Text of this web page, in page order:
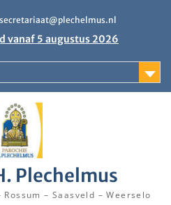
secretariaat@plechelmus.nl
vanaf 5 augustus 2026
2026 in Klooster
op de muziekkoepel
Plechelmus
– Saasveld – Weerselo